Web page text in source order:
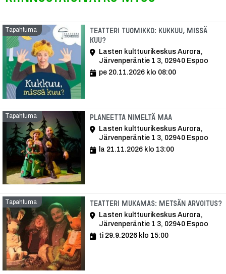
Tapahtuma
Teatteri Tuomikko: Kukkuu, missä
kuu?
Lasten kulttuurikeskus Aurora,
Järvenperäntie 1 3, 02940 Espoo
pe 20.11.2026 klo 08:00
Tapahtuma Planeetta nimeltä MaaTapahtuma
Lasten kulttuurikeskus Aurora,
Järvenperäntie 1 3, 02940 Espoo
la 21.11.2026 klo 13:00
Tapahtuma Teatteri Mukamas: Metsän arvoitus?
Lasten kulttuurikeskus Aurora,
Järvenperäntie 1 3, 02940 Espoo
ti 29.9.2026 klo 15:00